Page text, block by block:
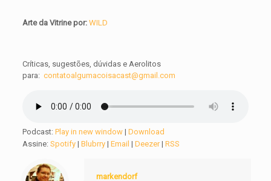
Arte da Vitrine por: WILD
Críticas, sugestões, dúvidas e Aerolitos
para:contatoalgumacoisacast@gmail.com
Podcast:Play in new window |Download
Assine:Spotify |Blubrry |Email |Deezer|RSS
markendorf